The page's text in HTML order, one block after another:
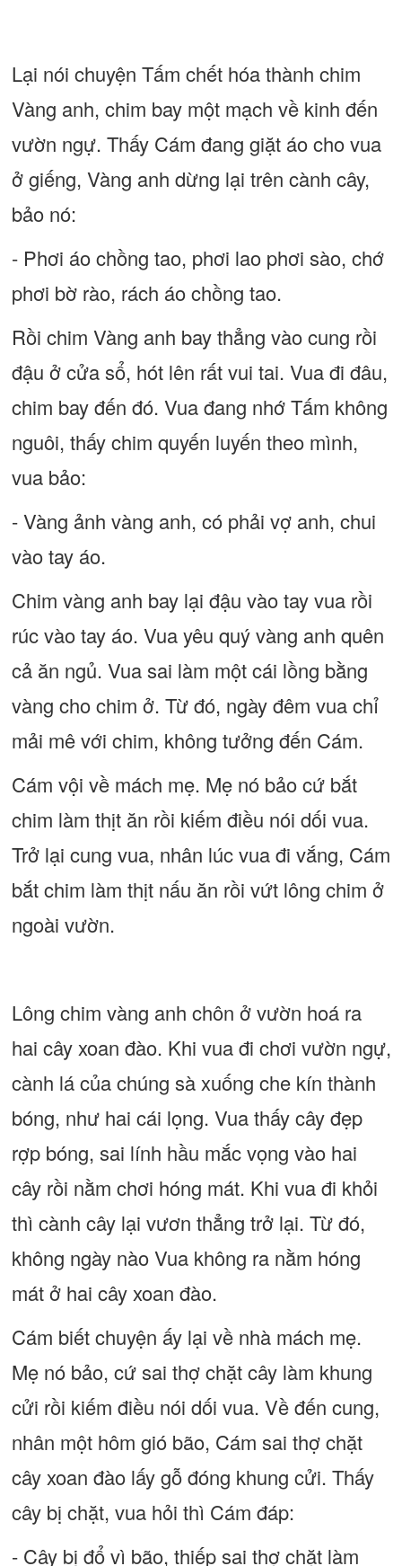
Lại nói chuyện Tấm chết hóa thành chim
Vàng anh, chim bay một mạch về kinh đến
vườn ngự. Thấy Cám đang giặt áo cho vua
ở giếng, Vàng anh dừng lại trên cành cây,
bảo nó:
- Phơi áo chồng tao, phơi lao phơi sào, chớ
phơi bờ rào, rách áo chồng tao.
Rồi chim Vàng anh bay thẳng vào cung rồi
đậu ở cửa sổ, hót lên rất vui tai. Vua đi đâu,
chim bay đến đó. Vua đang nhớ Tấm không
nguôi, thấy chim quyến luyến theo mình,
vua bảo:
- Vàng ảnh vàng anh, có phải vợ anh, chui
vào tay áo.
Chim vàng anh bay lại đậu vào tay vua rồi
rúc vào tay áo. Vua yêu quý vàng anh quên
cả ăn ngủ. Vua sai làm một cái lồng bằng
vàng cho chim ở. Từ đó, ngày đêm vua chỉ
mải mê với chim, không tưởng đến Cám.
Cám vội về mách mẹ. Mẹ nó bảo cứ bắt
chim làm thịt ăn rồi kiếm điều nói dối vua.
Trở lại cung vua, nhân lúc vua đi vắng, Cám
bắt chim làm thịt nấu ăn rồi vứt lông chim ở
ngoài vườn.
Lông chim vàng anh chôn ở vườn hoá ra
hai cây xoan đào. Khi vua đi chơi vườn ngự,
cành lá của chúng sà xuống che kín thành
bóng, như hai cái lọng. Vua thấy cây đẹp
rợp bóng, sai lính hầu mắc vọng vào hai
cây rồi nằm chơi hóng mát. Khi vua đi khỏi
thì cành cây lại vươn thẳng trở lại. Từ đó,
không ngày nào Vua không ra nằm hóng
mát ở hai cây xoan đào.
Cám biết chuyện ấy lại về nhà mách mẹ.
Mẹ nó bảo, cứ sai thợ chặt cây làm khung
cửi rồi kiếm điều nói dối vua. Về đến cung,
nhân một hôm gió bão, Cám sai thợ chặt
cây xoan đào lấy gỗ đóng khung cửi. Thấy
cây bị chặt, vua hỏi thì Cám đáp:
- Cây bị đổ vì bão, thiếp sai thợ chặt làm